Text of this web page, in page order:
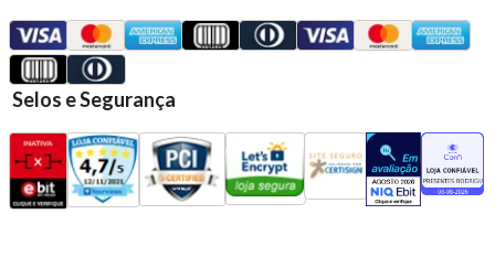
Selos e Segurança